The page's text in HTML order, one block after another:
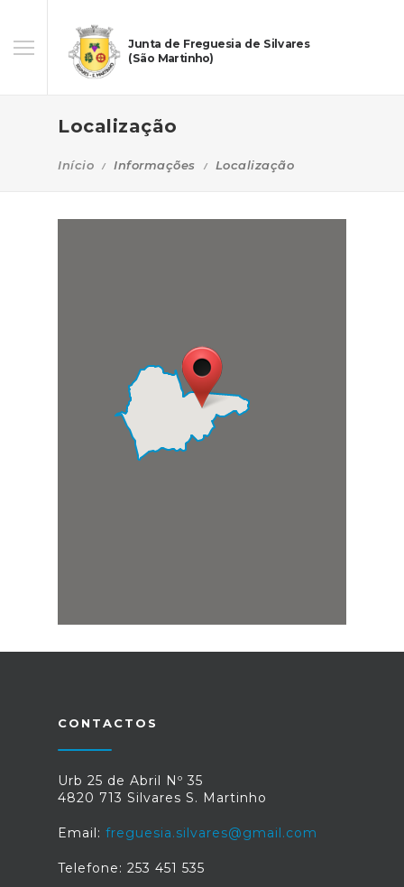
Junta de Freguesia de Silvares
(São Martinho)
Localização
Início Informações Localização
CONTACTOS
Urb 25 de Abril Nº 35
4820 713 Silvares S. Martinho
Email: freguesia.silvares@gmail.com
Telefone: 253 451 535